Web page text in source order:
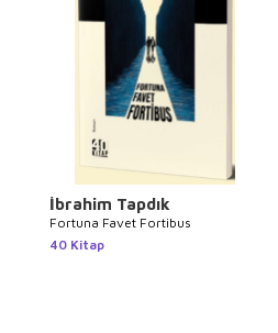
İbrahim Tapdık
Fortuna Favet Fortibus
40 Kitap